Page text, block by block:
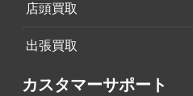
店頭買取
出張買取
カスタマーサポート